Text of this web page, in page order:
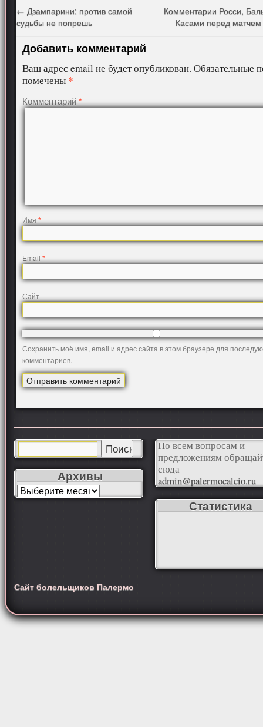
← Дзампарини: против самой
судьбы не попрешь
Комментарии Росси,
Касами перед
Добавить комментарий
Ваш адрес email не будет опубликован. Обязательные
помечены *
Комментарий*
Имя*
Email*
Сайт
Сохранить моё имя, email и адрес сайта в этом браузере для
комментариев.
Архивы
По всем вопросам и
предложениям
сюда
admin@palermocalcio.ru
Статистика
Сайт болельщиков Палермо